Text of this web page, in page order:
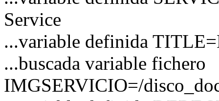
Service
...variable definida
...buscada variable fichero
IMGSERVICIO=/